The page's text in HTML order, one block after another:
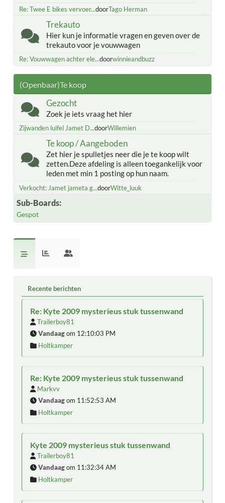
Re: Twee E bikes vervoer...doorTago Herman
Trekauto
Hier kun je informatie vragen en geven over de
trekauto voor je vouwwagen
Re: Vouwwagen achter ele...doorwinnieandbuzz
(Openbaar)Te koop
Gezocht
Zoek je iets vraag het hier
Zijwanden luifel Jamet D...doorWillemien
Te koop / Aangeboden
Zet hier je spulletjes neer die je te koop wilt
zetten.Deze afdeling is alleen toegankelijk voor
leden met min 1 posting op hun naam.
Verkocht: Jamet jameta g...doorWitte_luuk
Sub-Boards
Gespot
Recente berichten
Re: Kyte 2009 mysterieus stuk tussenwand
Trailerboy81
Vandaagom 12:10:03 PM
Holtkamper
Re: Kyte 2009 mysterieus stuk tussenwand
Markvv
Vandaagom 11:52:53 AM
Holtkamper
Kyte 2009 mysterieus stuk tussenwand
Trailerboy81
Vandaagom 11:32:34 AM
Holtkamper